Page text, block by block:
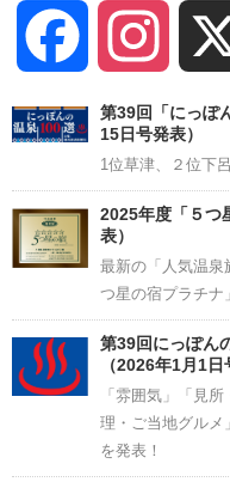
Facebook
第39回「にっぽ
15日号発表）
1位草津、２位下
2025年度「５つ
表）
最新の「人気温泉
つ星の宿プラチナ
第39回にっぽん
（2026年1月1日
「雰囲気」「見
理・ご当地グルメ
を発表！